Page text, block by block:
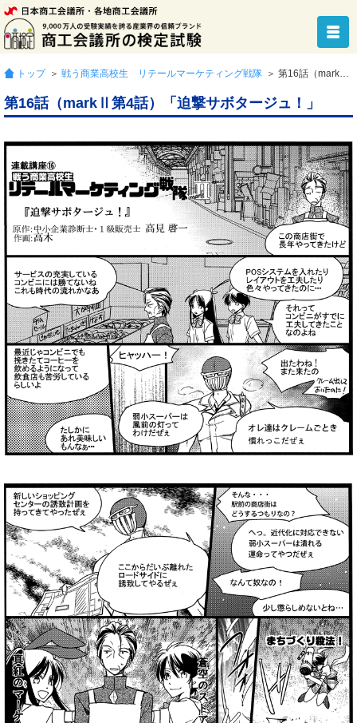
トップ ＞ 戦う商業高校生 リテールマーケティング戦隊 ＞ 第16話（markⅡ第4話）「迫撃サボタージュ！」
第16話（markⅡ第4話）「迫撃サボタージュ！」